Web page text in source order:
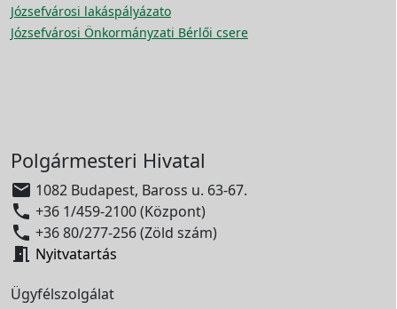
Józsefvárosi lakáspályázato
Józsefvárosi Önkormányzati Bérlői csere
Polgármesteri Hivatal
 1082 Budapest, Baross u. 63-67.
 +36 1/459-2100 (Központ)
 +36 80/277-256 (Zöld szám)
 Nyitvatartás
Ügyfélszolgálat